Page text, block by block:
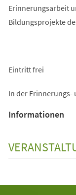
Erinnerungsarbeit
Bildungsprojekte
Eintritt frei
In der Erinnerungs-
Informationen